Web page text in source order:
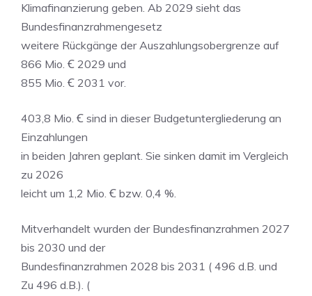
Klimafinanzierung geben. Ab 2029 sieht das
Bundesfinanzrahmengesetz
weitere Rückgänge der Auszahlungsobergrenze auf
866 Mio. Ꞓ 2029 und
855 Mio. Ꞓ 2031 vor.
403,8 Mio. Ꞓ sind in dieser Budgetuntergliederung an
Einzahlungen
in beiden Jahren geplant. Sie sinken damit im Vergleich
zu 2026
leicht um 1,2 Mio. Ꞓ bzw. 0,4 %.
Mitverhandelt wurden der Bundesfinanzrahmen 2027
bis 2030 und der
Bundesfinanzrahmen 2028 bis 2031 ( 496 d.B. und
Zu 496 d.B.). (